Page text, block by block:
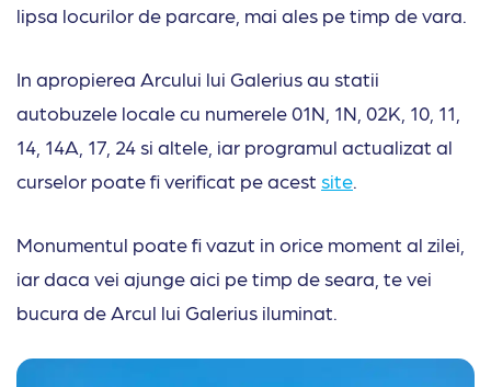
lipsa locurilor de parcare, mai ales pe timp de vara.
In apropierea Arcului lui Galerius au statii
autobuzele locale cu numerele 01N, 1N, 02K, 10, 11,
14, 14A, 17, 24 si altele, iar programul actualizat al
curselor poate fi verificat pe acest site
Monumentul poate fi vazut in orice moment al zilei,
iar daca vei ajunge aici pe timp de seara, te vei
bucura de Arcul lui Galerius iluminat.